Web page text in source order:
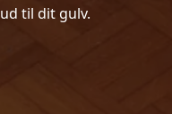
til dit gulv.